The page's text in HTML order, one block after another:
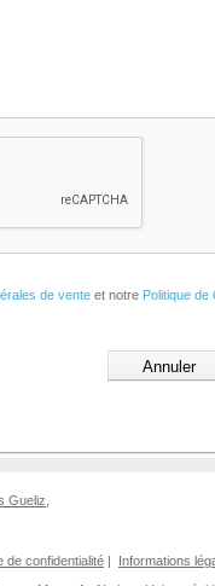
de vente et notre Politique de
Gueliz
de confidentialité | Informations